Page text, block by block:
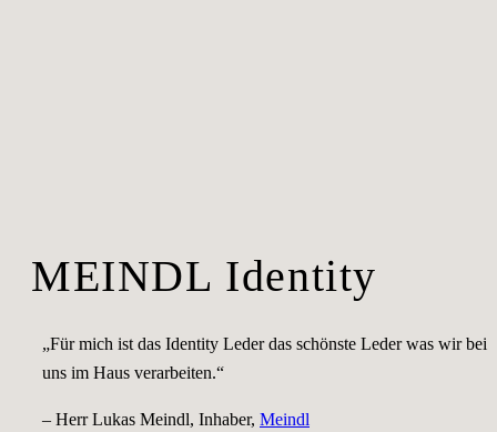
MEINDL Identity
„Für mich ist das Identity Leder das schönste Leder was wir bei
uns im Haus verarbeiten.“
– Herr Lukas Meindl, Inhaber, Meindl